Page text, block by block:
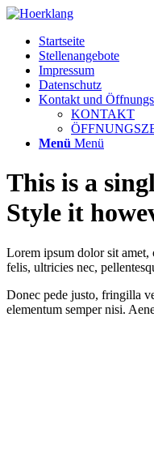
Startseite
Stellenangebote
Impressum
Datenschutz
Kontakt und
KONTAKT
Menü Menü
This is a
Style it
Lorem ipsum dolor sit amet,
felis, ultricies nec,
Donec pede justo, fringilla
elementum semper nisi.